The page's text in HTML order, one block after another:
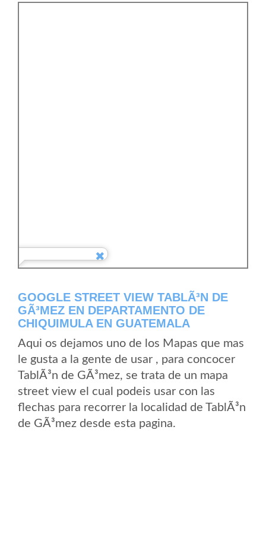
GOOGLE STREET VIEW TABLÃ³N DE
GÃ³MEZ EN DEPARTAMENTO DE
CHIQUIMULA EN GUATEMALA
Aqui os dejamos uno de los Mapas que mas
le gusta a la gente de usar , para concocer
TablÃ³n de GÃ³mez, se trata de un mapa
street view el cual podeis usar con las
flechas para recorrer la localidad de TablÃ³n
de GÃ³mez desde esta pagina.